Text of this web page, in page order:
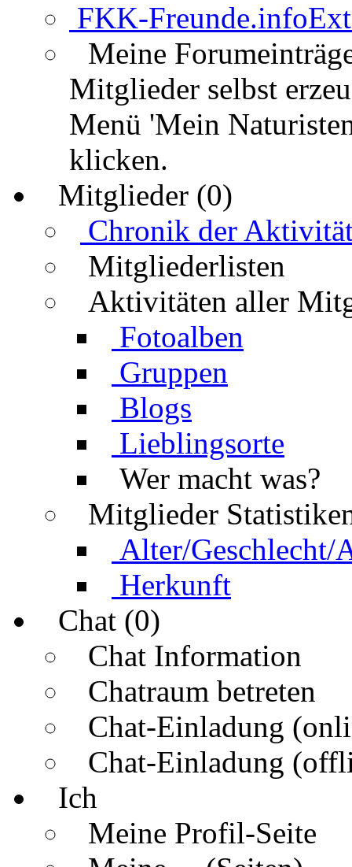
FKK-Freunde.info
Meine
Mitglieder selbst
Menü 'Mein
klicken.
Mitglieder (0)
Chronik der
Mitgliederlisten
Aktivitäten aller
Fotoalben
Gruppen
Blogs
Lieblingsorte
Wer macht was?
Mitglieder
Alter/Geschlecht/
Herkunft
Chat (0)
Chat Information
Chatraum betreten
Chat-Einladung
Chat-Einladung
Ich
Meine Profil-Seite